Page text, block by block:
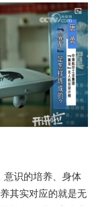
意识的培养、身体
其实对应的就是无